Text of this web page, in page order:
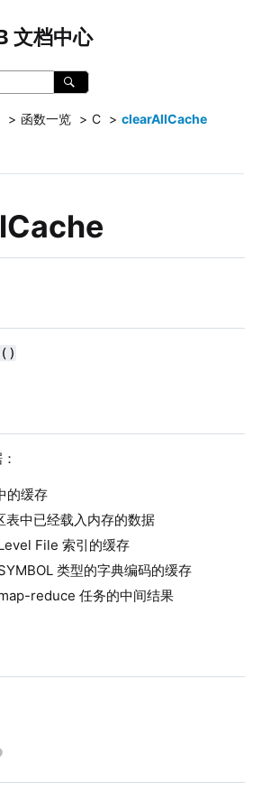
文档中心
函数一览 C clearAllCache
的缓存
表中已经载入内存的数据
File 索引的缓存
类型的字典编码的缓存
reduce 任务的中间结果